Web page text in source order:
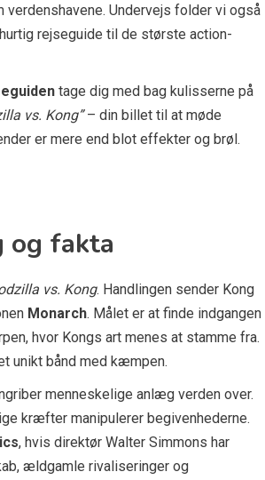
Undervejs folder vi også
rejseguide til de største action-
tage dig med bag kulisserne på
vs. Kong”– din billet til at møde
er mere end blot effekter og brøl.
og fakta
vs. Kong. Handlingen sender Kong
Monarch. Målet er at finde indgangen
hvor Kongs art menes at stamme fra.
unikt bånd med kæmpen.
menneskelige anlæg verden over.
kræfter manipulerer begivenhederne.
, hvis direktør Walter Simmons har
ældgamle rivaliseringer og